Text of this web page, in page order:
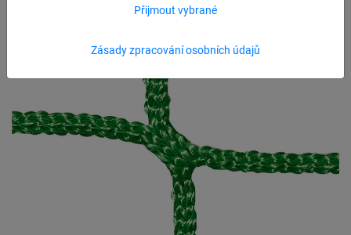
Zásady zpracování osobních údajů
Přijmout vybrané